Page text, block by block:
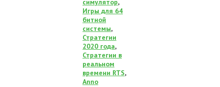
симулятор,
Игры для 64
битной
системы,
Стратегии
2020 года,
Стратегии в
реальном
времени RTS,
Anno